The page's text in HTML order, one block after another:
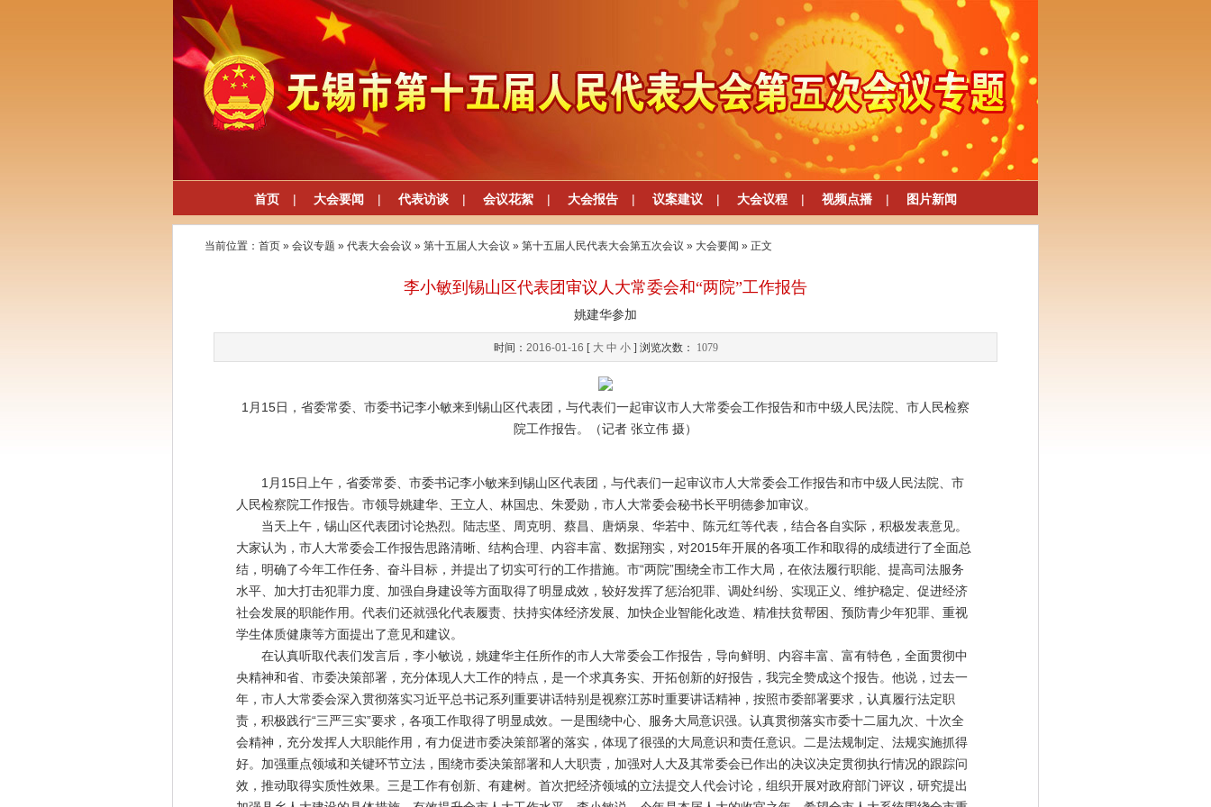
首页 | 大会要闻 | 代表访谈 | 会议花絮 | 大会报告 | 议案建议 | 大会议程 | 视频点播 | 图片新闻
当前位置： 首页 » 会议专题 » 代表大会会议 » 第十五届人大会议 » 第十五届人民代表大会第五次会议 » 大会要闻 » 正文
李小敏到锡山区代表团审议人大常委会和“两院”工作报告
姚建华参加
时间： 2016-01-16 [ 大 中 小] 浏览次数： 1079
1月15日，省委常委、市委书记李小敏来到锡山区代表团，与代表们一起审议市人大常委会工作报告和市中级人民法院、市人民检察
院工作报告。（记者 张立伟 摄）
1月15日上午，省委常委、市委书记李小敏来到锡山区代表团，与代表们一起审议市人大常委会工作报告和市中级人民法院、市
人民检察院工作报告。市领导姚建华、王立人、林国忠、朱爱勋，市人大常委会秘书长平明德参加审议。
当天上午，锡山区代表团讨论热烈。陆志坚、周克明、蔡昌、唐炳泉、华若中、陈元红等代表，结合各自实际，积极发表意见。
大家认为，市人大常委会工作报告思路清晰、结构合理、内容丰富、数据翔实，对2015年开展的各项工作和取得的成绩进行了全面总
结，明确了今年工作任务、奋斗目标，并提出了切实可行的工作措施。市“两院”围绕全市工作大局，在依法履行职能、提高司法服务
水平、加大打击犯罪力度、加强自身建设等方面取得了明显成效，较好发挥了惩治犯罪、调处纠纷、实现正义、维护稳定、促进经济
社会发展的职能作用。代表们还就强化代表履责、扶持实体经济发展、加快企业智能化改造、精准扶贫帮困、预防青少年犯罪、重视
学生体质健康等方面提出了意见和建议。
在认真听取代表们发言后，李小敏说，姚建华主任所作的市人大常委会工作报告，导向鲜明、内容丰富、富有特色，全面贯彻中
央精神和省、市委决策部署，充分体现人大工作的特点，是一个求真务实、开拓创新的好报告，我完全赞成这个报告。他说，过去一
年，市人大常委会深入贯彻落实习近平总书记系列重要讲话特别是视察江苏时重要讲话精神，按照市委部署要求，认真履行法定职
责，积极践行“三严三实”要求，各项工作取得了明显成效。一是围绕中心、服务大局意识强。认真贯彻落实市委十二届九次、十次全
会精神，充分发挥人大职能作用，有力促进市委决策部署的落实，体现了很强的大局意识和责任意识。二是法规制定、法规实施抓得
好。加强重点领域和关键环节立法，围绕市委决策部署和人大职责，加强对人大及其常委会已作出的决议决定贯彻执行情况的跟踪问
效，推动取得实质性效果。三是工作有创新、有建树。首次把经济领域的立法提交人代会讨论，组织开展对政府部门评议，研究提出